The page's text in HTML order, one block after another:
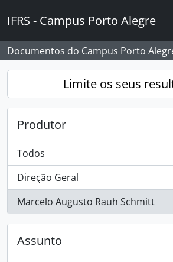
IFRS - Campus Porto Alegre
Documentos do Campus Porto
Limite os seus
Produtor
Todos
Direção Geral
, 1 resultados
Marcelo Augusto Rauh Schmitt
, 1 resultados
Assunto